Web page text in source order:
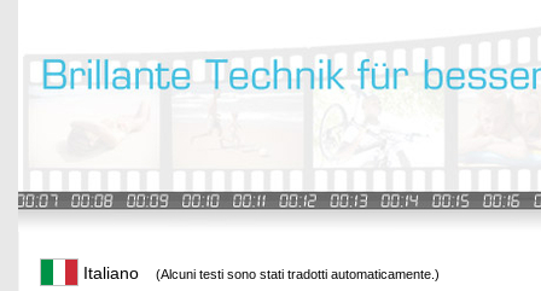
Italiano (Alcuni testi sono stati tradotti automaticamente.)